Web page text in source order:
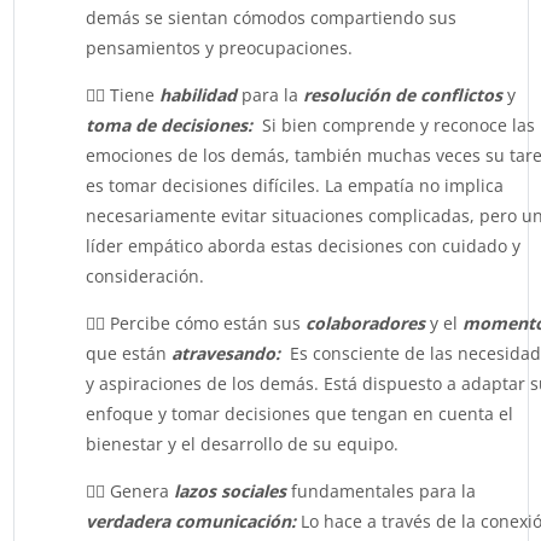
demás se sientan cómodos compartiendo sus
pensamientos y preocupaciones.
👉🏻 Tiene habilidadpara la resolución de conflictosy
toma de decisiones: Si bien comprende y reconoce las
emociones de los demás, también muchas veces su
es tomar decisiones difíciles. La empatía no implica
necesariamente evitar situaciones complicadas, pero
líder empático aborda estas decisiones con cuidado y
consideración.
👉🏻 Percibe cómo están sus colaboradoresy el
que están atravesando: Es consciente de las
y aspiraciones de los demás. Está dispuesto a adaptar
enfoque y tomar decisiones que tengan en cuenta el
bienestar y el desarrollo de su equipo.
👉🏻 Genera lazos socialesfundamentales para la
verdadera comunicación: Lo hace a través de la